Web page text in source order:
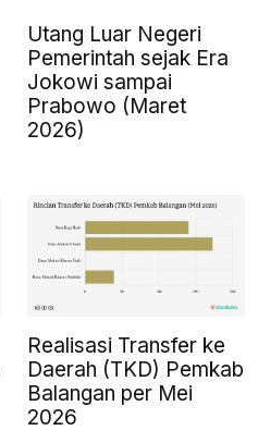
Utang Luar Negeri
Pemerintah sejak Era
Jokowi sampai
Prabowo (Maret
2026)
Realisasi Transfer ke
Daerah (TKD) Pemkab
Balangan per Mei
2026